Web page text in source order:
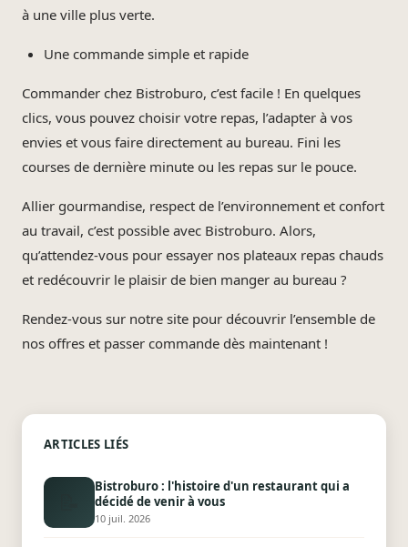
à une ville plus verte.
Une commande simple et rapide
Commander chez Bistroburo, c’est facile ! En quelques
clics, vous pouvez choisir votre repas, l’adapter à vos
envies et vous faire directement au bureau. Fini les
courses de dernière minute ou les repas sur le pouce.
Allier gourmandise, respect de l’environnement et confort
au travail, c’est possible avec Bistroburo. Alors,
qu’attendez-vous pour essayer nos plateaux repas chauds
et redécouvrir le plaisir de bien manger au bureau ?
Rendez-vous sur notre site pour découvrir l’ensemble de
nos offres et passer commande dès maintenant !
ARTICLES LIÉS
Bistroburo : l'histoire d'un restaurant qui a
décidé de venir à vous
10 juil. 2026